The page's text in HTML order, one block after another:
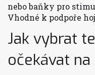
nebo baňky pro
Vhodné k podpoře
Jak vybrat
očekávat